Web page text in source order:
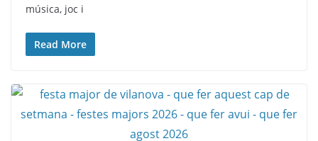
música, joc i
Read More